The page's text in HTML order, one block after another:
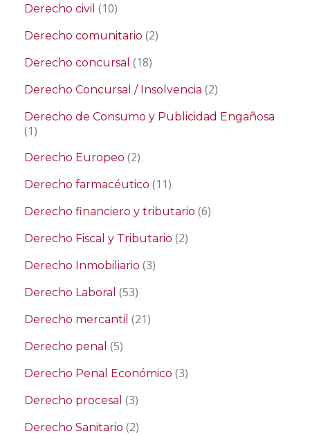
Derecho civil (10)
Derecho comunitario (2)
Derecho concursal (18)
Derecho Concursal / Insolvencia (2)
Derecho de Consumo y Publicidad Engañosa
(1)
Derecho Europeo (2)
Derecho farmacéutico (11)
Derecho financiero y tributario (6)
Derecho Fiscal y Tributario (2)
Derecho Inmobiliario (3)
Derecho Laboral (53)
Derecho mercantil (21)
Derecho penal (5)
Derecho Penal Económico (3)
Derecho procesal (3)
Derecho Sanitario (2)